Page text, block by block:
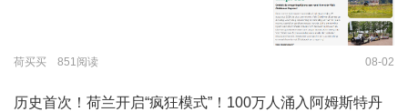
荷买买 851阅读 08-02
历史首次！荷兰开启“疯狂模式”！100万人涌入阿姆斯特丹